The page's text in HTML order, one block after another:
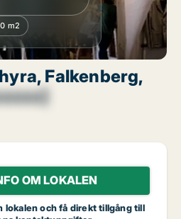
m2
Falkenberg,
OM LOKALEN
lokalen och få direkt tillgång till